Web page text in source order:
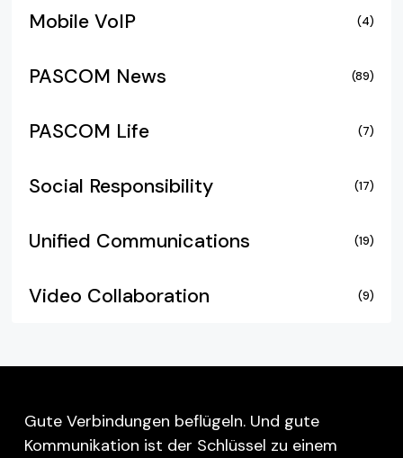
Mobile VoIP (4)
PASCOM News (89)
PASCOM Life (7)
Social Responsibility (17)
Unified Communications (19)
Video Collaboration (9)
Gute Verbindungen beflügeln. Und gute
Kommunikation ist der Schlüssel zu einem